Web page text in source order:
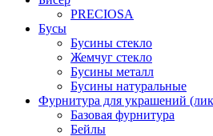
PRECIOSA
Бусы
Бусины стекло
Жемчуг стекло
Бусины металл
Бусины натуральные
Фурнитура для украшений
Базовая фурнитура
Бейлы